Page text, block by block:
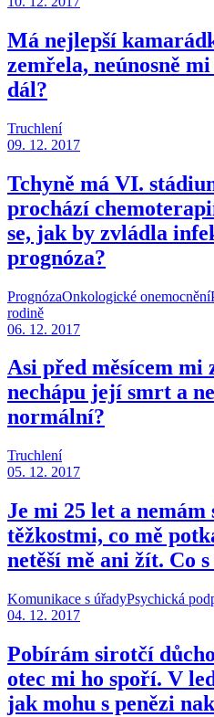
Má nejlepší
zemřela, neúnosně
dál?
Truchlení
09. 12. 2017
Tchyně má VI.
prochází
se, jak by zvládla
prognóza?
PrognózaOnkologické onemocnění
rodině
06. 12. 2017
Asi před měsícem mi
nechápu její smrt a
normální?
Truchlení
05. 12. 2017
Je mi 25 let a nemám
těžkostmi, co mě
netěší mě ani žít. Co
Komunikace s úřadyPsychická
04. 12. 2017
Pobírám sirotčí
otec mi ho spoří. V
jak mohu s penězi